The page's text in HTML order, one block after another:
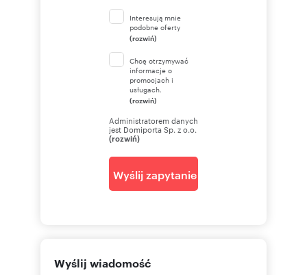
Interesują mnie
podobne oferty
(rozwiń)
Chcę otrzymywać
informacje o
promocjach i
usługach.
(rozwiń)
Administratorem danych
jest Domiporta Sp. z o.o.
(rozwiń)
Wyślij zapytanie
Wyślij wiadomość